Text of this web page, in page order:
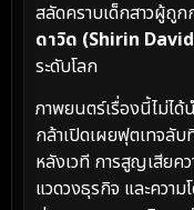
สลัดคราบเด็กสาวผู้ถู
ดาวิด (Shirin
ระดับโลก
ภาพยนตร์เรื่องนี้ไม่ได้
กล้าเปิดเผยฟุตเทจลั
หลังเวที การสูญเสียค
แวดวงธุรกิจ และควา